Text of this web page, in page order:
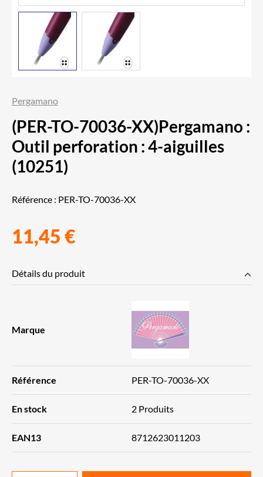
Pergamano
(PER-TO-70036-XX)Pergamano :
Outil perforation : 4-aiguilles
(10251)
Référence : PER-TO-70036-XX
11,45 €
Détails du produit
Marque
Référence PER-TO-70036-XX
En stock 2 Produits
EAN13 8712623011203